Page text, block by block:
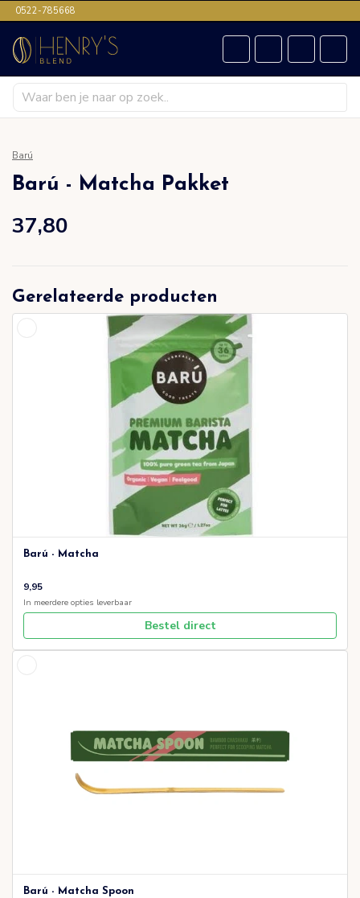
0522-785668
Barú
Barú - Matcha Pakket
37,80
Gerelateerde producten
Barú - Matcha
9,95
In meerdere opties leverbaar
Bestel direct
Barú - Matcha Spoon